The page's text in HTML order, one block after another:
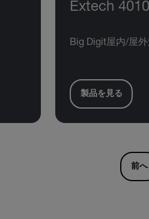
Extech
Big Digit屋内/屋
製品を見る
前へ